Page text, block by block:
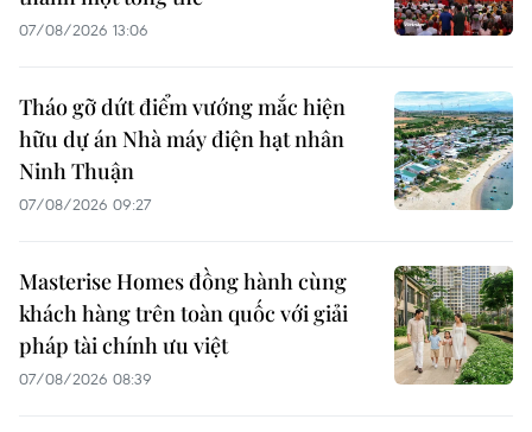
07/08/2026 13:06
Tháo gỡ dứt điểm vướng mắc hiện
hữu dự án Nhà máy điện hạt nhân
Ninh Thuận
07/08/2026 09:27
Masterise Homes đồng hành cùng
khách hàng trên toàn quốc với giải
pháp tài chính ưu việt
07/08/2026 08:39